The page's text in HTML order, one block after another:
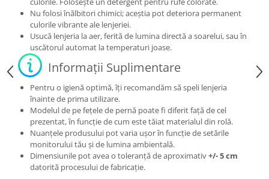
Nu folosi înălbitori chimici; aceștia pot deteriora permanent
culorile vibrante ale lenjeriei.
Usucă lenjeria la aer, ferită de lumina directă a soarelui, sau în
uscătorul automat la temperaturi joase.
Informații Suplimentare
Pentru o igienă optimă, îți recomandăm să speli lenjeria
înainte de prima utilizare.
Modelul de pe fețele de pernă poate fi diferit față de cel
prezentat, în funcție de cum este tăiat materialul din rolă.
Nuanțele produsului pot varia ușor în funcție de setările
monitorului tău și de lumina ambientală.
Dimensiunile pot avea o toleranță de aproximativ+/- 5 cm
datorită procesului de fabricație.